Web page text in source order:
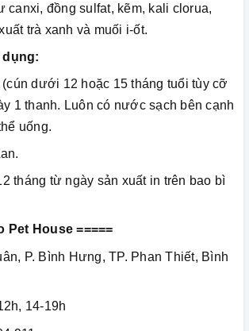
canxi, đồng sulfat, kẽm, kali clorua,
trà xanh và muối i-ốt.
dưới 12 hoặc 15 tháng tuổi tùy cỡ
1 thanh. Luôn có nước sạch bên cạnh
uống.
tháng từ ngày sản xuất in trên bao bì
Pet House =====
P. Bình Hưng, TP. Phan Thiết, Bình
14-19h